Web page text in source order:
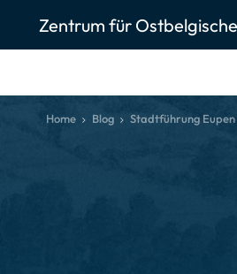
Zentrum für
Home Blog Stadtführung Eupen